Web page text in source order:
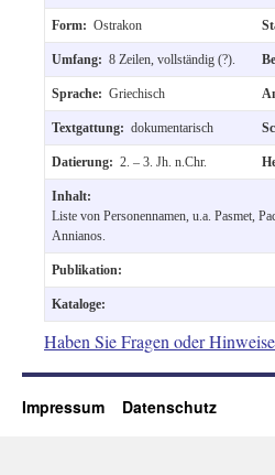
Form: Ostrakon
Umfang: 8 Zeilen, vollständig (?).
Sprache: Griechisch
Textgattung: dokumentarisch
Datierung: 2. – 3. Jh. n.Chr.
Inhalt:
Liste von Personennamen, u.a. Pasmet,
Annianos.
Publikation:
Kataloge:
Haben Sie Fragen oder
Impressum Datenschutz